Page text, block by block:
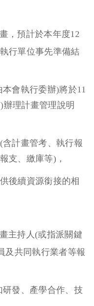
，預計於本年度12
行單位事先準備結
會執行委辦)將於11
辦理計畫管理說明
計畫管考、執行報
支、繳庫等)，
後續資源銜接的相
主持人(或指派關鍵
及共同執行業者等報
發、產學合作、技